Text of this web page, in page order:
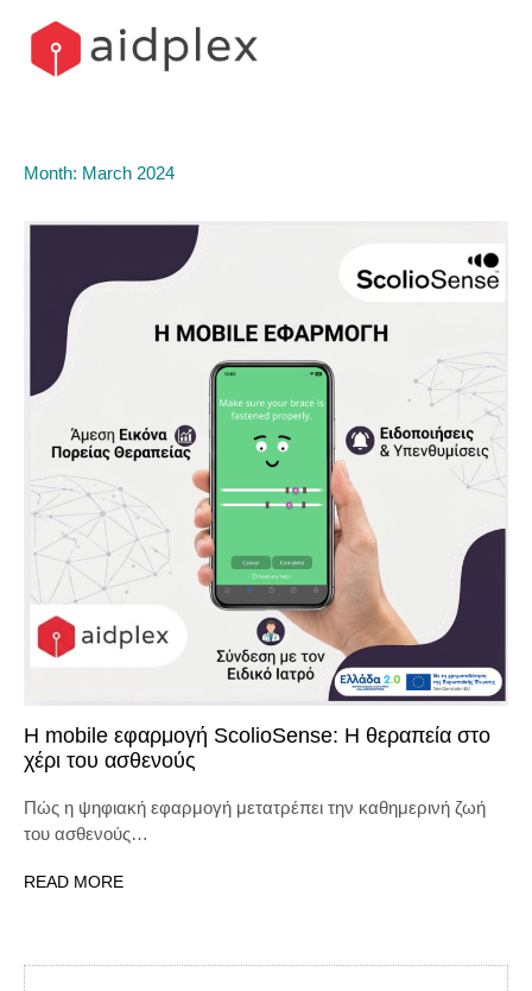
content
Month: March 2024
Η mobile εφαρμογή ScolioSense: H θεραπεία στο
χέρι του ασθενούς
Πώς η ψηφιακή εφαρμογή μετατρέπει την καθημερινή ζωή
του ασθενούς…
READ MORE